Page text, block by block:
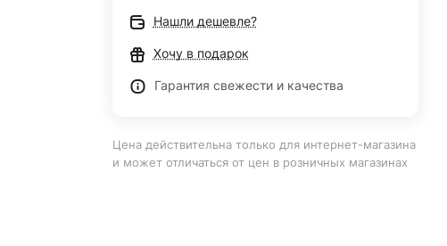
Нашли дешевле?
Хочу в подарок
Гарантия свежести и качества
Цена действительна только для интернет-магазина
и может отличаться от цен в розничных магазинах